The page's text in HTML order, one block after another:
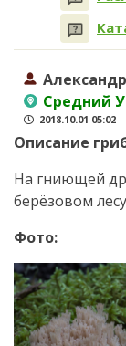
Средний
2018.10.01 05:02
Описание
На гниющей
берёзовом
Фото: